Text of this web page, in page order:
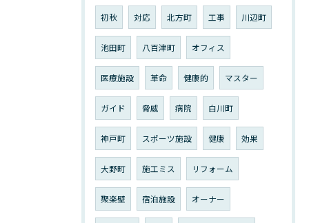
初秋 対応 北方町 工事 川辺町
池田町 八百津町 オフィス
医療施設 革命 健康的 マスター
ガイド 脅威 病院 白川町
神戸町 スポーツ施設 健康 効果
大野町 施工ミス リフォーム
聚楽壁 宿泊施設 オーナー